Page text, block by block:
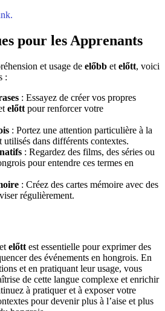
pour les Apprenants
et usage de előbb et előtt, voici
:
: Essayez de créer vos propres
előtt pour renforcer votre
: Portez une attention particulière à la
utilisés dans différents contextes.
: Regardez des films, des séries ou
pour entendre ces termes en
: Créez des cartes mémoire avec des
régulièrement.
et előtt est essentielle pour exprimer des
des événements en hongrois. En
et en pratiquant leur usage, vous
de cette langue complexe et enrichir
à pratiquer et à exposer votre
pour devenir plus à l’aise et plus